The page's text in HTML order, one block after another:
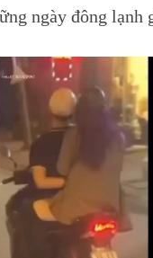
ngày đông lạnh